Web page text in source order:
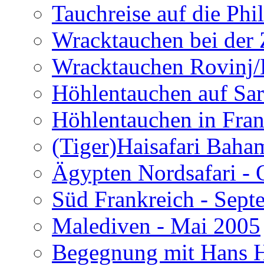
Tauchreise auf die
Wracktauchen bei der
Wracktauchen
Höhlentauchen auf
Höhlentauchen in
(Tiger)Haisafari
Ägypten Nordsafari -
Süd Frankreich -
Malediven - Mai 2005
Begegnung mit Hans